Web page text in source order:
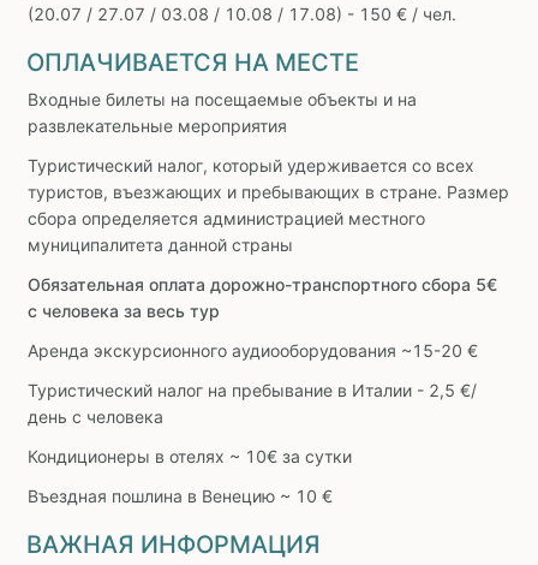
(20.07 / 27.07 / 03.08 / 10.08 / 17.08) - 150 € / чел.
ОПЛАЧИВАЕТСЯ НА МЕСТЕ
Входные билеты на посещаемые объекты и на
развлекательные мероприятия
Туристический налог, который удерживается со всех
туристов, въезжающих и пребывающих в стране. Размер
сбора определяется администрацией местного
муниципалитета данной страны
Обязательная оплата дорожно-транспортного сбора 5€
с человека за весь тур
Аренда экскурсионного аудиооборудования ~15-20 €
Туристический налог на пребывание в Италии - 2,5 €/
день с человека
Кондиционеры в отелях ~ 10€ за сутки
Въездная пошлина в Венецию ~ 10 €
ВАЖНАЯ ИНФОРМАЦИЯ